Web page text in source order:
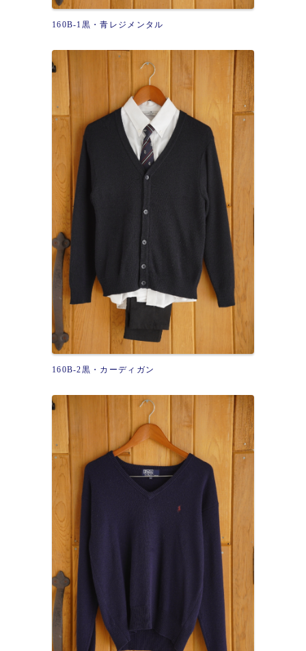
160B-1黒・青レジメンタル
160B-2黒・カーディガン